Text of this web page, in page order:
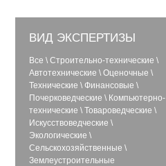
ВИД ЭКСПЕРТИЗЫ
Все \ Строительно-технические \
Автотехнические \ Оценочные \
Технические \ Финансовые \
Почерковедческие \ Компьютерно-
технические \ Товароведческие \
Искусствоведческие \
Экологические \
Сельскохозяйственные \
Землеустроительные